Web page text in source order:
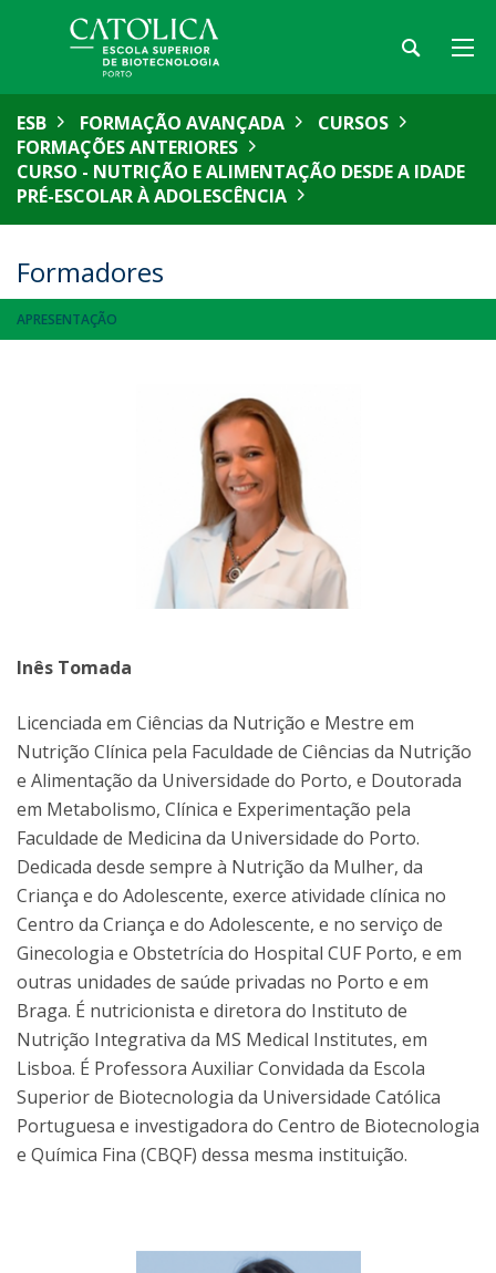
ESB FORMAÇÃO AVANÇADA
CURSOS
FORMAÇÕES ANTERIORES
CURSO - NUTRIÇÃO E ALIMENTAÇÃO DESDE A IDADE
PRÉ-ESCOLAR À ADOLESCÊNCIA
Formadores
APRESENTAÇÃO
Inês Tomada
Licenciada em Ciências da Nutrição e Mestre em
Nutrição Clínica pela Faculdade de Ciências da Nutrição
e Alimentação da Universidade do Porto, e Doutorada
em Metabolismo, Clínica e Experimentação pela
Faculdade de Medicina da Universidade do Porto.
Dedicada desde sempre à Nutrição da Mulher, da
Criança e do Adolescente, exerce atividade clínica no
Centro da Criança e do Adolescente, e no serviço de
Ginecologia e Obstetrícia do Hospital CUF Porto, e em
outras unidades de saúde privadas no Porto e em
Braga. É nutricionista e diretora do Instituto de
Nutrição Integrativa da MS Medical Institutes, em
Lisboa. É Professora Auxiliar Convidada da Escola
Superior de Biotecnologia da Universidade Católica
Portuguesa e investigadora do Centro de Biotecnologia
e Química Fina (CBQF) dessa mesma instituição.